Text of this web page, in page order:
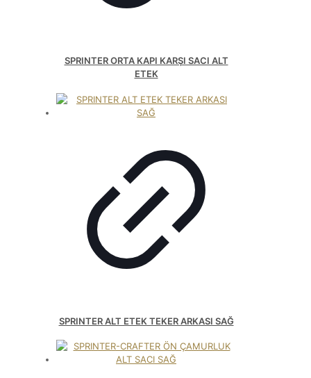
SPRINTER ORTA KAPI KARŞI SACI ALT
ETEK
SPRINTER ALT ETEK TEKER ARKASI SAĞ